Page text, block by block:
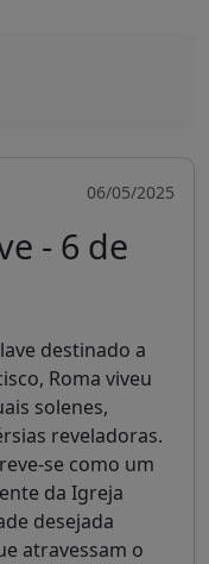
06/05/2025
- 6 de
destinado a
Roma viveu
solenes,
reveladoras.
se como um
da Igreja
desejada
atravessam o